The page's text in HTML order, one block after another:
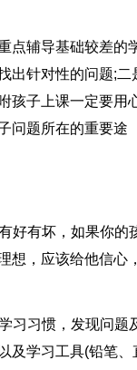
点辅导基础较差的
出针对性的问题;二
孩子上课一定要用
问题所在的重要途
好有坏，如果你的
想，应该给他信心，
习习惯，发现问题
及学习工具(铅笔、